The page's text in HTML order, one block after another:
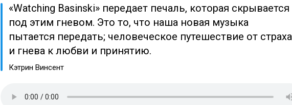
«Watching Basinski» передает печаль, которая скрывается
под этим гневом. Это то, что наша новая музыка
пытается передать; человеческое путешествие от страха
и гнева к любви и принятию.
Кэтрин Винсент